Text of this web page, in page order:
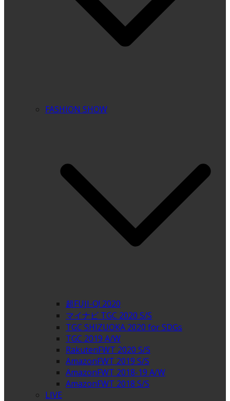
FASHION SHOW
超FUJI-Q! 2020
マイナビ TGC 2020 S/S
TGC SHIZUOKA 2020 for SDGs
TGC 2019 A/W
RakutenFWT 2020 S/S
AmazonFWT 2019 S/S
AmazonFWT 2018-19 A/W
AmazonFWT 2018 S/S
LIVE